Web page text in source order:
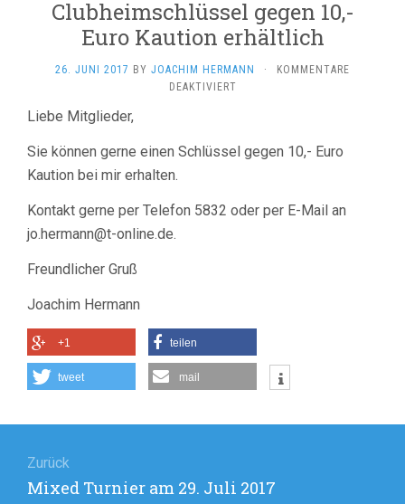
Clubheimschlüssel gegen 10,-
Euro Kaution erhältlich
26. JUNI 2017 BY JOACHIM HERMANN ·
KOMMENTARE
DEAKTIVIERT
EURO
Liebe Mitglieder,
Sie können gerne einen Schlüssel gegen 10,- Euro
Kaution bei mir erhalten.
Kontakt gerne per Telefon 5832 oder per E-Mail an
jo.hermann@t-online.de.
Freundlicher Gruß
Joachim Hermann
+1 teilen
tweet mail
Zurück
Vorheriger
Mixed Turnier am 29. Juli 2017